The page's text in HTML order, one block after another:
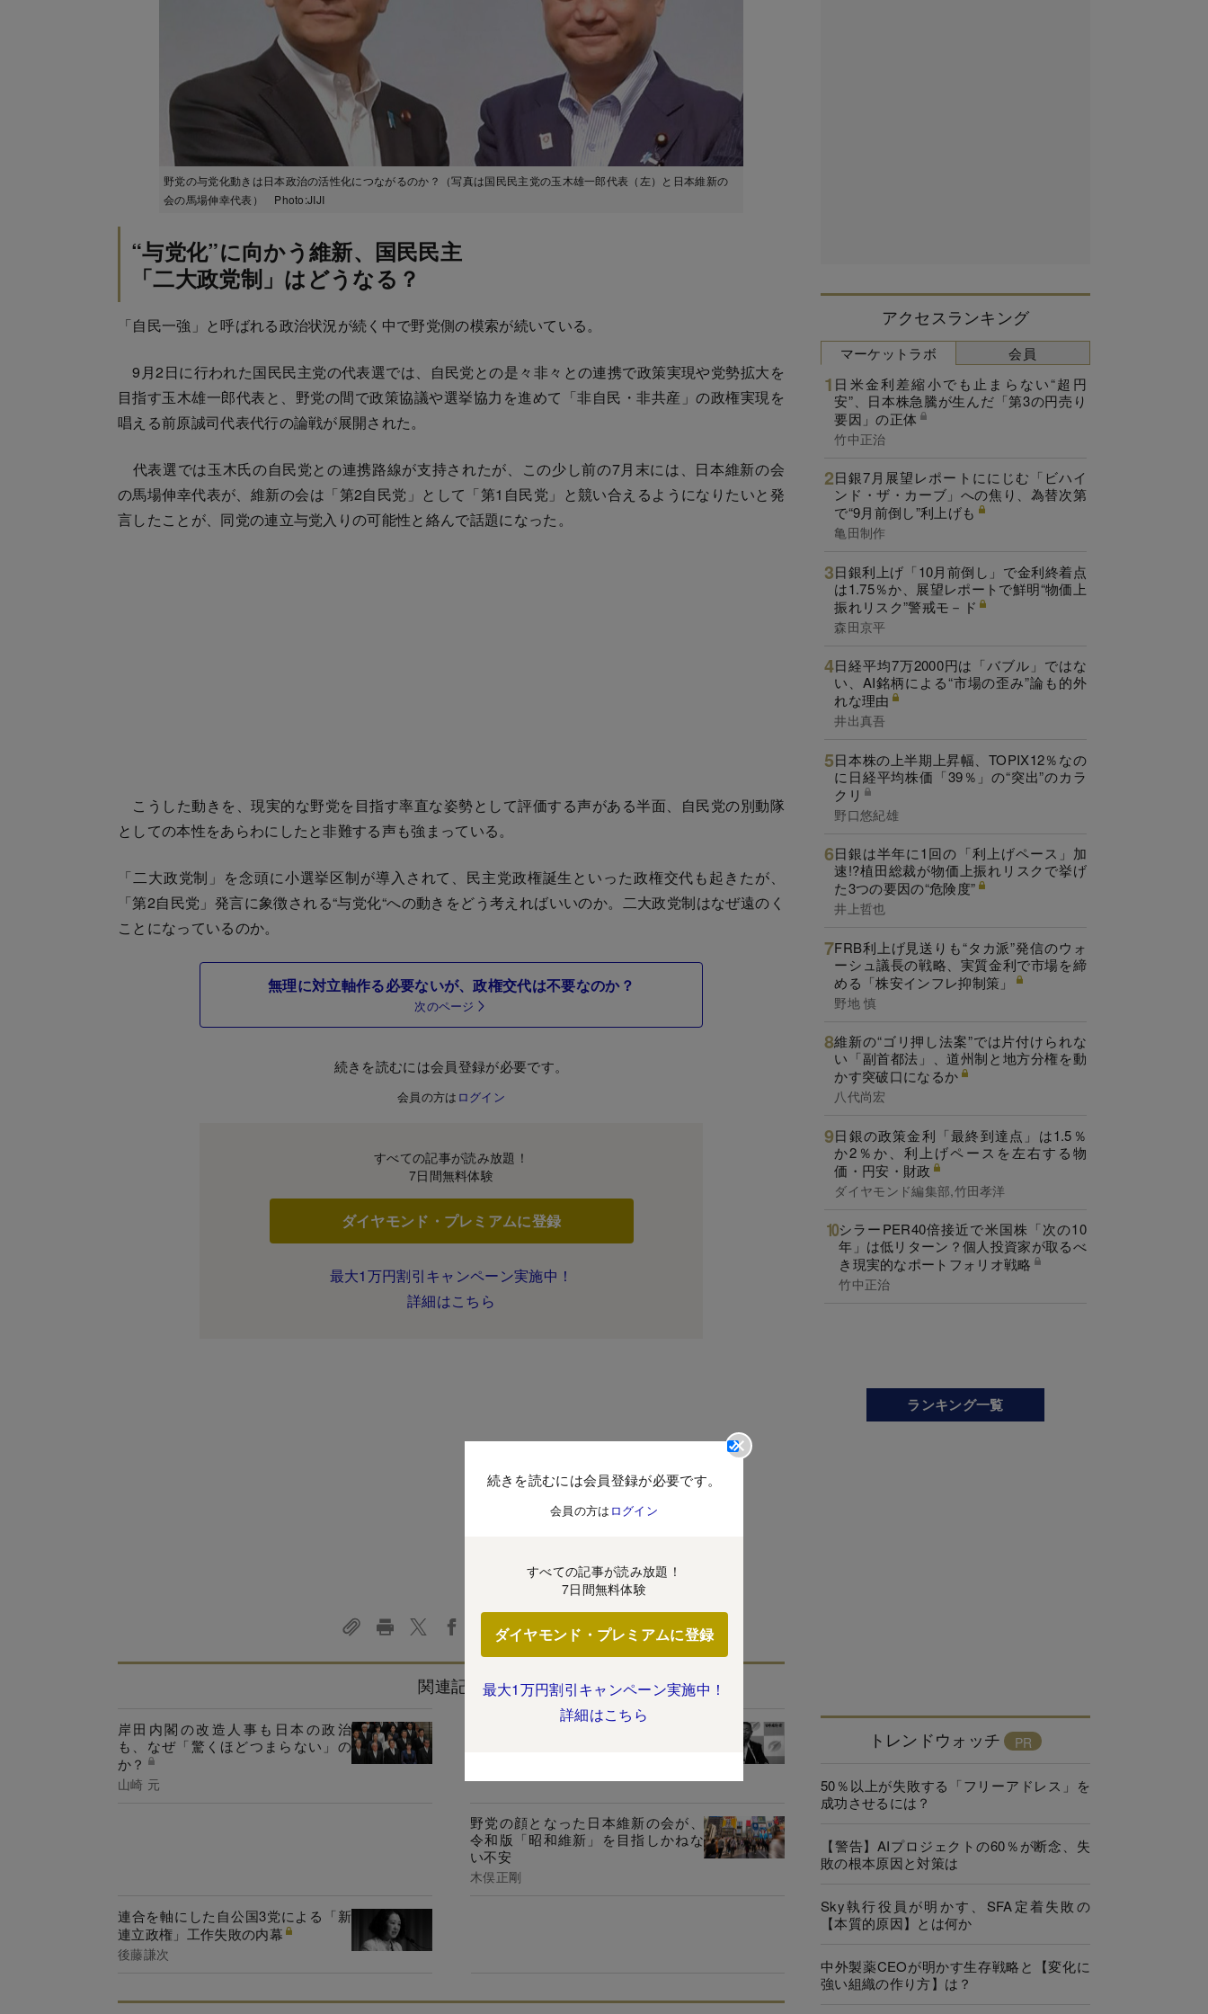
野党の与党化動きは日本政治の活性化につながるのか？（写真は国民民主党の玉木雄一郎代表（左）と日本維新の
会の馬場伸幸代表） Photo:JIJI
“与党化”に向かう維新、国民民主
「二大政党制」はどうなる？
「自民一強」と呼ばれる政治状況が続く中で野党側の模索が続いている。
9月2日に行われた国民民主党の代表選では、自民党との是々非々との連携で政策実現や党勢拡大を
目指す玉木雄一郎代表と、野党の間で政策協議や選挙協力を進めて「非自民・非共産」の政権実現を
唱える前原誠司代表代行の論戦が展開された。
代表選では玉木氏の自民党との連携路線が支持されたが、この少し前の7月末には、日本維新の会
の馬場伸幸代表が、維新の会は「第2自民党」として「第1自民党」と競い合えるようになりたいと発
言したことが、同党の連立与党入りの可能性と絡んで話題になった。
こうした動きを、現実的な野党を目指す率直な姿勢として評価する声がある半面、自民党の別動隊
としての本性をあらわにしたと非難する声も強まっている。
「二大政党制」を念頭に小選挙区制が導入されて、民主党政権誕生といった政権交代も起きたが、
「第2自民党」発言に象徴される“与党化“への動きをどう考えればいいのか。二大政党制はなぜ遠のく
ことになっているのか。
無理に対立軸作る必要ないが、政権交代は不要なのか？
次のページ
続きを読むには会員登録が必要です。
会員の方は ログイン
すべての記事が読み放題！
7日間無料体験
ダイヤモンド・プレミアムに登録
最大1万円割引キャンペーン実施中！
詳細はこちら
続きを読むには会員登録が必要です。
会員の方は ログイン
すべての記事が読み放題！
7日間無料体験
ダイヤモンド・プレミアムに登録
最大1万円割引キャンペーン実施中！
詳細はこちら
関連記事
岸田内閣の改造人事も日本の政治
も、なぜ「驚くほどつまらない」の
か？
山崎 元
代表が「第2自民党」を自任する、イ
野党の顔となった日本維新の会が、
令和版「昭和維新」を目指しかねな
い不安
木俣正剛
連合を軸にした自公国3党による「新
連立政権」工作失敗の内幕
後藤謙次
アクセスランキング
マーケットラボ
日米金利差縮小でも止まらない“超円
安”、日本株急騰が生んだ「第3の円売り
要因」の正体
竹中正治
日銀7月展望レポートににじむ「ビハイ
ンド・ザ・カーブ」への焦り、為替次第
で“9月前倒し”利上げも
亀田制作
日銀利上げ「10月前倒し」で金利終着点
は1.75％か、展望レポートで鮮明“物価上
振れリスク”警戒モ－ド
森田京平
日経平均7万2000円は「バブル」ではな
い、AI銘柄による“市場の歪み”論も的外
れな理由
井出真吾
日本株の上半期上昇幅、TOPIX12％なの
に日経平均株価「39％」の“突出”のカラ
クリ
野口悠紀雄
日銀は半年に1回の「利上げペース」加
速!?植田総裁が物価上振れリスクで挙げ
た3つの要因の“危険度”
井上哲也
FRB利上げ見送りも“タカ派”発信のウォ
ーシュ議長の戦略、実質金利で市場を締
める「株安インフレ抑制策」
野地 慎
維新の“ゴリ押し法案”では片付けられな
い「副首都法」、道州制と地方分権を動
かす突破口になるか
八代尚宏
日銀の政策金利「最終到達点」は1.5％
か2％か、利上げペースを左右する物
価・円安・財政
ダイヤモンド編集部,竹田孝洋
シラーPER40倍接近で米国株「次の10
年」は低リターン？個人投資家が取るべ
き現実的なポートフォリオ戦略
竹中正治
会員
ランキング一覧
トレンドウォッチ
50％以上が失敗する「フリーアドレス」を
成功させるには？
【警告】AIプロジェクトの60％が断念、失
敗の根本原因と対策は
Sky執行役員が明かす、SFA定着失敗の
【本質的原因】とは何か
中外製薬CEOが明かす生存戦略と【変化に
強い組織の作り方】は？